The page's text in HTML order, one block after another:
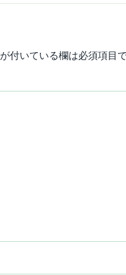
が付いている欄は必須項目